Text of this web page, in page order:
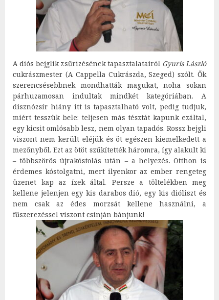
A diós bejglik zsűrizésének tapasztalatairól Gyuris László
cukrászmester (A Cappella Cukrászda, Szeged) szólt. Ők
szerencsésebbnek mondhatták magukat, noha sokan
párhuzamosan indultak mindkét kategóriában. A
disznózsír hiány itt is tapasztalható volt, pedig tudjuk,
miért tesszük bele: teljesen más tésztát kapunk ezáltal,
egy kicsit omlósabb lesz, nem olyan tapadós. Rossz bejgli
viszont nem került eléjük és öt egészen kiemelkedett a
mezőnyből. Ezt az ötöt szűkítették háromra, így alakult ki
– többszörös újrakóstolás után – a helyezés. Otthon is
érdemes kóstolgatni, mert ilyenkor az ember rengeteg
üzenet kap az ízek által. Persze a töltelékben meg
kellene jelenjen egy kis darabos dió, egy kis dióliszt és
nem csak az édes morzsát kellene használni, a
fűszerezéssel viszont csínján bánjunk!